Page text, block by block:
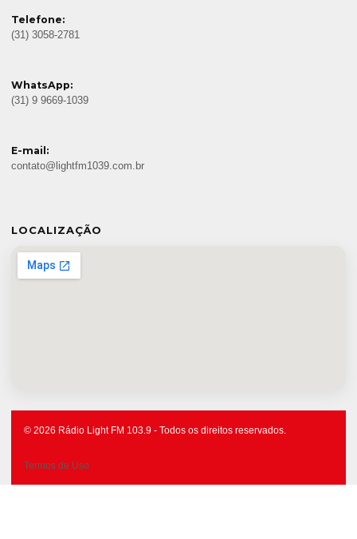
Telefone:
(31) 3058-2781
WhatsApp:
(31) 9 9669-1039
E-mail:
contato@lightfm1039.com.br
LOCALIZAÇÃO
© 2026 Rádio Light FM 103.9 - Todos os direitos reservados.
Termos de Uso